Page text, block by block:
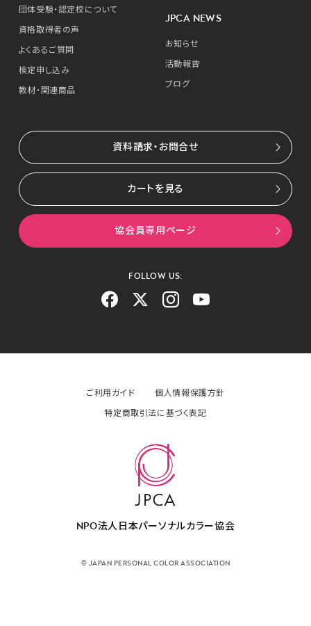
団体受験・認定校について
資格取得者の声
よくあるご質問
検定申し込み
教材・関連商品
JPCA NEWS
お知らせ
活動報告
ブログ
資料請求・お問合せ
カートを見る
協会員専用ページ
FOLLOW US:
ご利用ガイド
個人情報保護方針
特定商取引法に基づく表記
NPO法人日本パーソナルカラー協会
© JAPAN PERSONAL COLOR ASSOCIATION